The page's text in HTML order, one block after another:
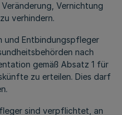
Vernichtung
verhindern.
und Entbindungspfleger
nach
gemäß Absatz 1 für
zu erteilen. Dies darf
sind verpflichtet, an